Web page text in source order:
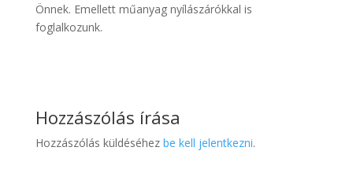
Önnek. Emellett műanyag nyílászárókkal is
foglalkozunk.
Hozzászólás írása
Hozzászólás küldéséhez be kell jelentkezni.